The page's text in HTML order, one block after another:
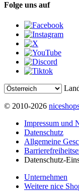
Folge uns auf
© 2010-2026
Impressum und
Datenschutz
Allgemeine
Datenschutz-
Unternehmen
Weitere nice